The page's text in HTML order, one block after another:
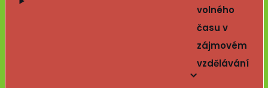
volného
času v
zájmovém
vzdělávání